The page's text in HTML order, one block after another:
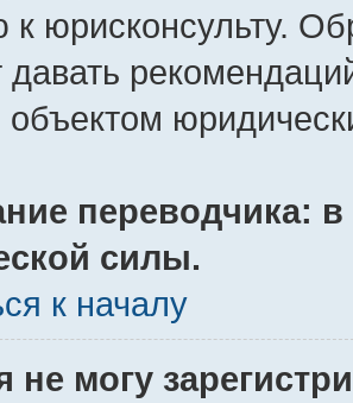
юрисконсульту.
давать
объектом
переводчика:
силы.
к началу
не могу